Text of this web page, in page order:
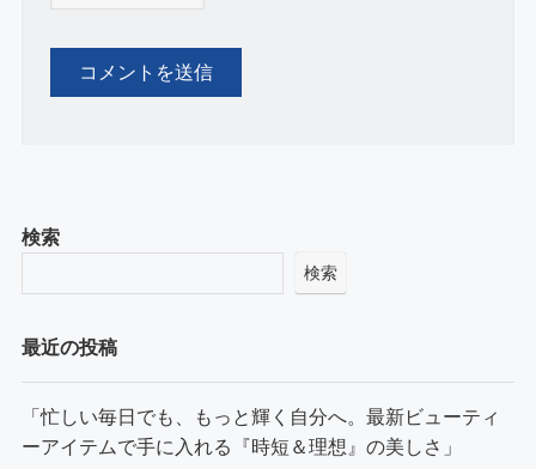
検索
検索
最近の投稿
「忙しい毎日でも、もっと輝く自分へ。最新ビューティ
ーアイテムで手に入れる『時短＆理想』の美しさ」